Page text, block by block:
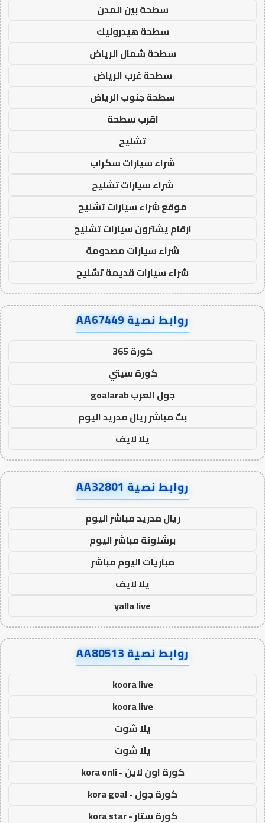
سطحة بين المدن
سطحة هيدروليك
سطحة شمال الرياض
سطحة غرب الرياض
سطحة جنوب الرياض
اقرب سطحة
تشليح
شراء سيارات سكراب
شراء سيارات تشليح
موقع شراء سيارات تشليح
ارقام يشترون سيارات تشليح
شراء سيارات مصدومة
شراء سيارات قديمة تشليح
روابط نصية AA67449
كورة 365
كورة سيتي
جول العرب goalarab
بث مباشر ريال مدريد اليوم
يلا لايف
روابط نصية AA32801
ريال مدريد مباشر اليوم
برشلونة مباشر اليوم
مباريات اليوم مباشر
يلا لايف
yalla live
روابط نصية AA80513
koora live
koora live
يلا شوت
يلا شوت
كورة اون لاين - kora onli
كورة جول - kora goal
كورة ستار - kora star